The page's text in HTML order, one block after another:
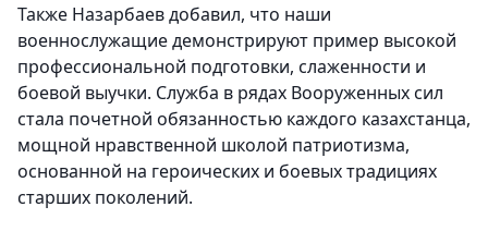
Также Назарбаев добавил, что наши
военнослужащие демонстрируют пример высокой
профессиональной подготовки, слаженности и
боевой выучки. Служба в рядах Вооруженных сил
стала почетной обязанностью каждого казахстанца,
мощной нравственной школой патриотизма,
основанной на героических и боевых традициях
старших поколений.